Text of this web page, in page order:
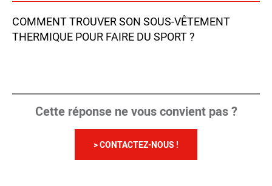
COMMENT TROUVER SON SOUS-VÊTEMENT
THERMIQUE POUR FAIRE DU SPORT ?
Cette réponse ne vous convient pas ?
> CONTACTEZ-NOUS !